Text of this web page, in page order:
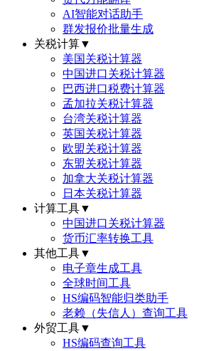
AI智能对话助手
群发报价批量生成
关税计算▼
美国关税计算器
中国进口关税计算器
巴西进口税费计算器
孟加拉关税计算器
台湾关税计算器
英国关税计算器
欧盟关税计算器
东盟关税计算器
加拿大关税计算器
日本关税计算器
计算工具▼
中国进口关税计算器
货币汇率转换工具
其他工具▼
电子章生成工具
全球时间工具
HS编码智能归类助手
老赖（失信人）查询工具
外贸工具▼
HS编码查询工具